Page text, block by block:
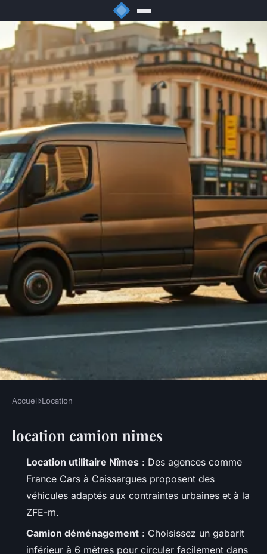
Guide des meilleures agences
de location de camions à
Nîmes
02/06/2026 13:08
Accueil›Location
location camion nimes
Location utilitaire Nîmes : Des agences comme
France Cars à Caissargues proposent des
véhicules adaptés aux contraintes urbaines et à la
ZFE-m.
Camion déménagement : Choisissez un gabarit
inférieur à 6 mètres pour circuler facilement dans